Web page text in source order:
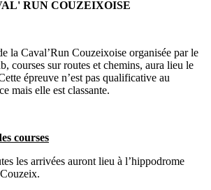
RUN COUZEIXOISE
la Caval’Run Couzeixoise organisée par le
courses sur routes et chemins, aura lieu le
épreuve n’est pas qualificative au
mais elle est classante.
courses
les arrivées auront lieu à l’hippodrome